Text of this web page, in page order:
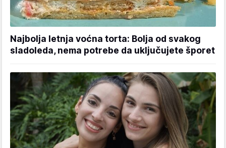
Najbolja letnja voćna torta: Bolja od svakog
sladoleda, nema potrebe da uključujete šporet